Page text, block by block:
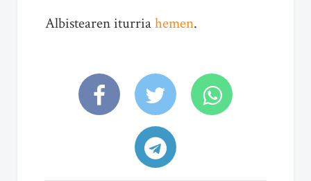
Albistearen iturriahemen.